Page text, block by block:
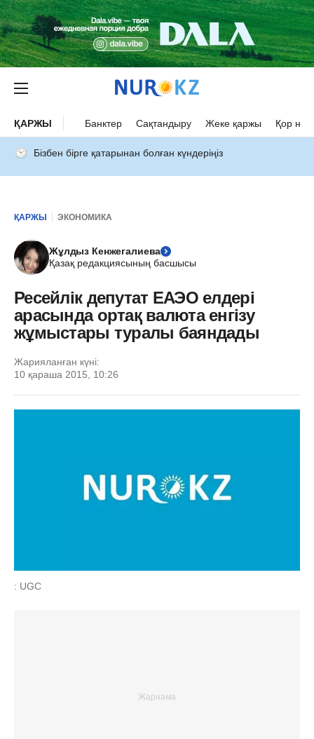
ҚАРЖЫ Банктер Сақтандыру Жеке қаржы Қор
Бізбен бірге қатарынан болған күндеріңіз
ҚАРЖЫ ЭКОНОМИКА
Жұлдыз Кенжегалиева
Қазақ редакциясының басшысы
Ресейлік депутат ЕАЭО елдері
арасында ортақ валюта енгізу
жұмыстары туралы баяндады
Жарияланған күні:
10 қараша 2015, 10:26
: UGC